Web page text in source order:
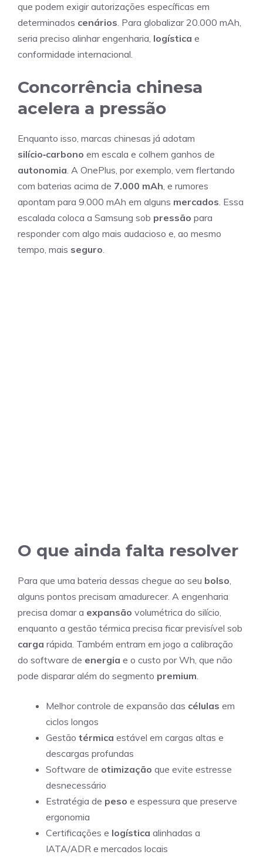
que podem exigir autorizações específicas em
determinados cenários. Para globalizar 20.000 mAh,
seria preciso alinhar engenharia, logística e
conformidade internacional.
Concorrência chinesa
acelera a pressão
Enquanto isso, marcas chinesas já adotam
silício‑carbono em escala e colhem ganhos de
autonomia. A OnePlus, por exemplo, vem flertando
com baterias acima de 7.000 mAh, e rumores
apontam para 9.000 mAh em alguns mercados. Essa
escalada coloca a Samsung sob pressão para
responder com algo mais audacioso e, ao mesmo
tempo, mais seguro.
O que ainda falta resolver
Para que uma bateria dessas chegue ao seu bolso,
alguns pontos precisam amadurecer. A engenharia
precisa domar a expansão volumétrica do silício,
enquanto a gestão térmica precisa ficar previsível sob
carga rápida. Também entram em jogo a calibração
do software de energia e o custo por Wh, que não
pode disparar além do segmento premium.
Melhor controle de expansão das células em
ciclos longos
Gestão térmica estável em cargas altas e
descargas profundas
Software de otimização que evite estresse
desnecessário
Estratégia de peso e espessura que preserve
ergonomia
Certificações e logística alinhadas a
IATA/ADR e mercados locais